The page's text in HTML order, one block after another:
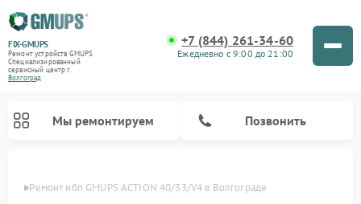
FIX-GMUPS
Ремонт устройств GMUPS
Специализированный
cервисный центр г.
Волгоград
+7 (844) 261-34-60
Ежедневно с 9:00 до 21:00
Мы ремонтируем Позвонить
Ремонт ибп GMUPS ACTION 40/33/V4 в Волгограде